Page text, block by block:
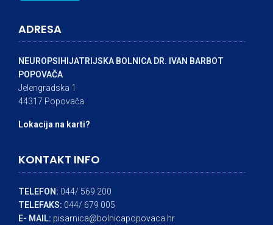
ADRESA
NEUROPSIHIJATRIJSKA BOLNICA DR. IVAN BARBOT
POPOVAČA
Jelengradska 1
44317 Popovača
Lokacija na karti?
KONTAKT INFO
TELEFON: 044/ 569 200
TELEFAKS: 044/ 679 005
E- MAIL: pisarnica@bolnicapopovaca.hr